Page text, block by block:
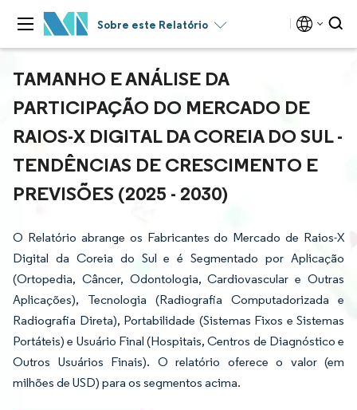
Sobre este Relatório
TAMANHO E ANÁLISE DA
PARTICIPAÇÃO DO MERCADO DE
RAIOS-X DIGITAL DA COREIA DO SUL -
TENDÊNCIAS DE CRESCIMENTO E
PREVISÕES (2025 - 2030)
O Relatório abrange os Fabricantes do Mercado de Raios-X
Digital da Coreia do Sul e é Segmentado por Aplicação
(Ortopedia, Câncer, Odontologia, Cardiovascular e Outras
Aplicações), Tecnologia (Radiografia Computadorizada e
Radiografia Direta), Portabilidade (Sistemas Fixos e Sistemas
Portáteis) e Usuário Final (Hospitais, Centros de Diagnóstico e
Outros Usuários Finais). O relatório oferece o valor (em
milhões de USD) para os segmentos acima.